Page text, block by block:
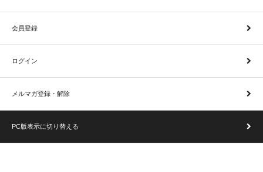
会員登録
ログイン
メルマガ登録・解除
PC版表示に切り替える